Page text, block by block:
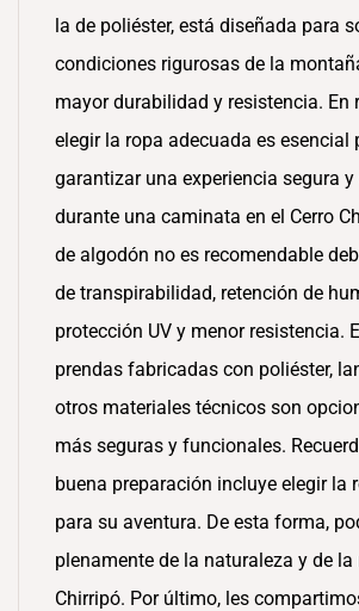
la de poliéster, está diseñada para
condiciones rigurosas de la
mayor durabilidad y resistencia. En
elegir la ropa adecuada es esencial
garantizar una experiencia segura
durante una caminata en el Cerro
de algodón no es recomendable
de transpirabilidad, retención de
protección UV y menor resistencia.
prendas fabricadas con poliéster,
otros materiales técnicos son
más seguras y funcionales.
buena preparación incluye elegir la
para su aventura. De esta forma,
plenamente de la naturaleza y de la
Chirripó. Por último, les